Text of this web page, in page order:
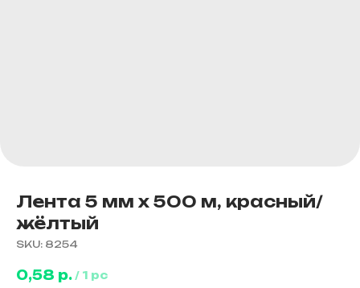
Лента 5 мм х 500 м, красный/
жёлтый
SKU: 8254
0,58 р. / 1 pc